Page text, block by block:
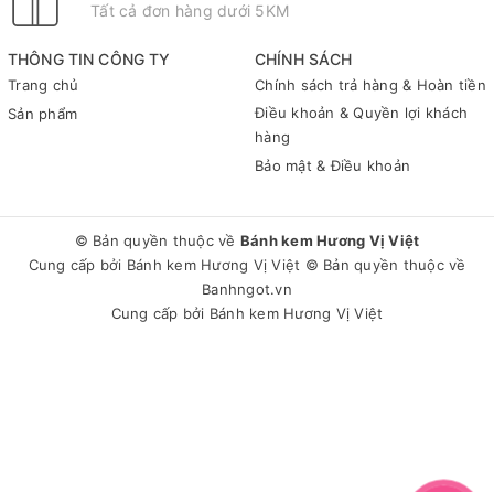
THÔNG TIN CÔNG TY
Trang chủ
Sản phẩm
CHÍNH SÁCH
Chính sách trả hàng & Hoàn tiền
Điều khoản & Quyền lợi khách
hàng
Bảo mật & Điều khoản
Tất cả đơn hàng dưới 5KM
© Bản quyền thuộc về Bánh kem Hương Vị Việt
Cung cấp bởi Bánh kem Hương Vị Việt © Bản quyền thuộc về
Banhngot.vn
Cung cấp bởi Bánh kem Hương Vị Việt